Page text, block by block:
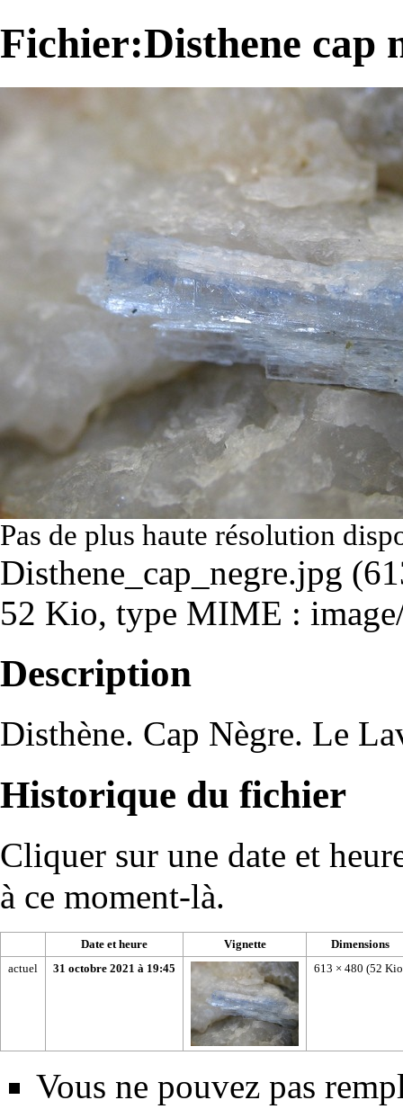
Fichier:Disthene cap
Pas de plus haute résolution
Disthene_cap_negre.jpg
52 Kio, type MIME :
Description
Disthène. Cap Nègre. Le
Historique du fichier
Cliquer sur une date et
à ce moment-là.
Date et heure Vignette
Dimensions
actuel
31 octobre 2021 à 19:45 613 × 480 (52
Vous ne pouvez pas